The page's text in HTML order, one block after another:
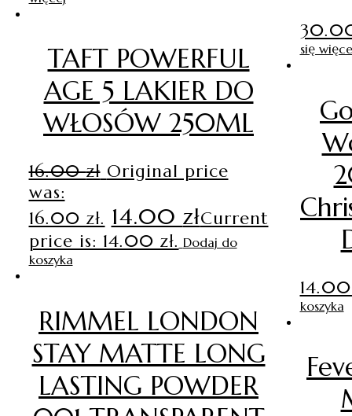
TAFT POWERFUL
AGE 5 LAKIER DO
WŁOSÓW 250ML
16.00zł Original price
was:
16.00 zł. 14.00 złCurrent
price is: 14.00 zł. Dodaj do
koszyka
RIMMEL LONDON
STAY MATTE LONG
LASTING POWDER
się
koszyka